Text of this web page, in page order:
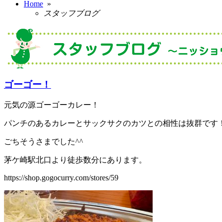
Home »
スタッフブログ
ゴーゴー！
元気の源ゴーゴーカレー！
パンチのあるカレーとサックサクのカツとの相性は抜群です
ごちそうさまでした^^
茅ケ崎駅北口より徒歩数分にあります。
https://shop.gogocurry.com/stores/59